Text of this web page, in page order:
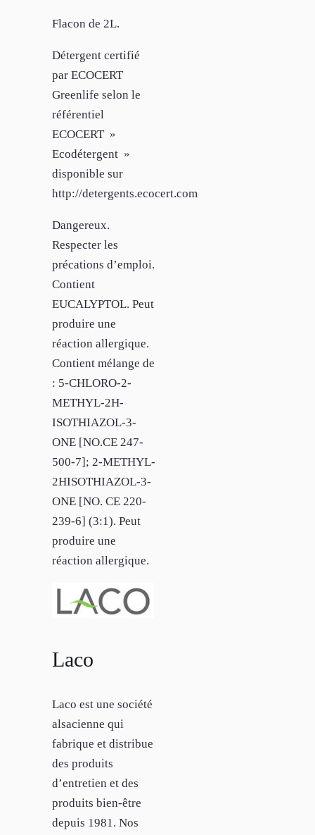
Flacon de 2L.
Détergent certifié
par ECOCERT
Greenlife selon le
référentiel
ECOCERT »
Ecodétergent »
disponible sur
http://detergents.ecocert.com
Dangereux.
Respecter les
précations d’emploi.
Contient
EUCALYPTOL. Peut
produire une
réaction allergique.
Contient mélange de
: 5-CHLORO-2-
METHYL-2H-
ISOTHIAZOL-3-
ONE [NO.CE 247-
500-7]; 2-METHYL-
2HISOTHIAZOL-3-
ONE [NO. CE 220-
239-6] (3:1). Peut
produire une
réaction allergique.
Laco
Laco est une société
alsacienne qui
fabrique et distribue
des produits
d’entretien et des
produits bien-être
depuis 1981. Nos